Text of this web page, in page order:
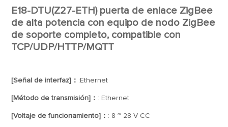
E18-DTU(Z27-ETH) puerta de enlace ZigBee
de alta potencia con equipo de nodo ZigBee
de soporte completo, compatible con
TCP/UDP/HTTP/MQTT
[Señal de interfaz]： :Ethernet
[Método de transmisión]： : Ethernet
[Voltaje de funcionamiento]： : 8 ~ 28 V CC